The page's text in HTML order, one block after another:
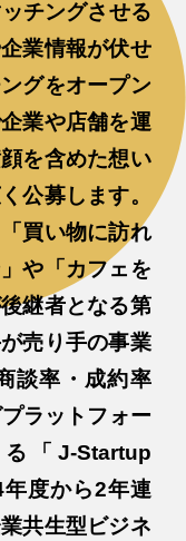
チングさせる
業情報が伏せ
グをオープン
業や店舗を運
を含めた想い
公募します。
買い物に訪れ
や「カフェを
継者となる第
売り手の事業
談率・成約率
ラットフォー
「J-Startup
度から2年連
共生型ビジネ